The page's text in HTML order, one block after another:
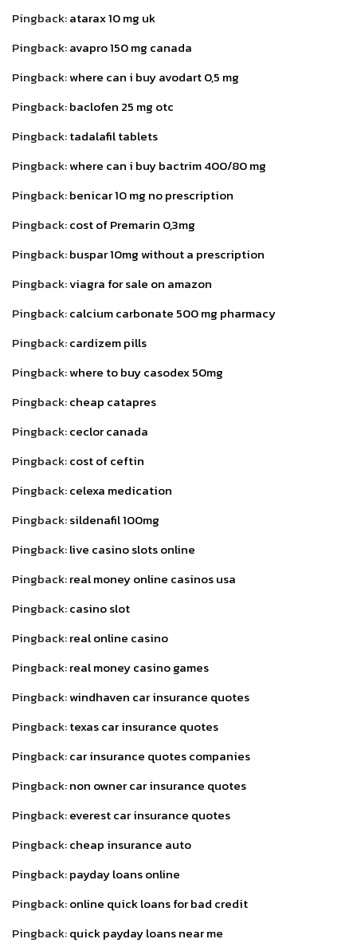
Pingback:atarax 10 mg uk
Pingback:avapro 150 mg canada
Pingback:where can i buy avodart 0,5 mg
Pingback:baclofen 25 mg otc
Pingback:tadalafil tablets
Pingback:where can i buy bactrim 400/80 mg
Pingback:benicar 10 mg no prescription
Pingback:cost of Premarin 0,3mg
Pingback:buspar 10mg without a prescription
Pingback:viagra for sale on amazon
Pingback:calcium carbonate 500 mg pharmacy
Pingback:cardizem pills
Pingback:where to buy casodex 50mg
Pingback:cheap catapres
Pingback:ceclor canada
Pingback:cost of ceftin
Pingback:celexa medication
Pingback:sildenafil 100mg
Pingback:live casino slots online
Pingback:real money online casinos usa
Pingback:casino slot
Pingback:real online casino
Pingback:real money casino games
Pingback:windhaven car insurance quotes
Pingback:texas car insurance quotes
Pingback:car insurance quotes companies
Pingback:non owner car insurance quotes
Pingback:everest car insurance quotes
Pingback:cheap insurance auto
Pingback:payday loans online
Pingback:online quick loans for bad credit
Pingback:quick payday loans near me